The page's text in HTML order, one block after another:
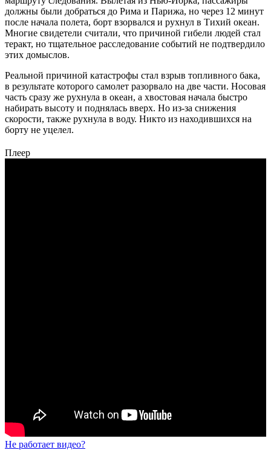
должны были добраться до Рима и Парижа, но через 12 минут
после начала полета, борт взорвался и рухнул в Тихий океан.
Многие свидетели считали, что причиной гибели людей стал
теракт, но тщательное расследование событий не подтвердило
этих домыслов.
Реальной причиной катастрофы стал взрыв топливного бака,
в результате которого самолет разорвало на две части. Носовая
часть сразу же рухнула в океан, а хвостовая начала быстро
набирать высоту и поднялась вверх. Но из-за снижения
скорости, также рухнула в воду. Никто из находившихся на
борту не уцелел.
Плеер
Не работает видео?